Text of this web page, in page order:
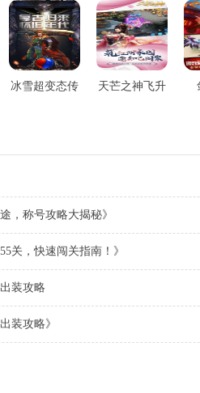
冰雪超变态传 天芒之神飞升
，称号攻略大揭秘》
关，快速闯关指南！》
装攻略
装攻略》